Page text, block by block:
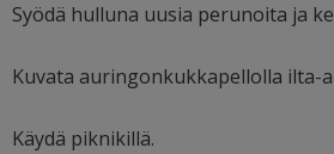
Syödä hulluna uusia perunoita ja
Kuvata auringonkukkapellolla ilta-
Käydä piknikillä.